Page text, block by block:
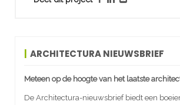
ARCHITECTURA NIEUWSBRIEF
Meteen op de hoogte van het laatste
De Architectura-nieuwsbrief biedt een